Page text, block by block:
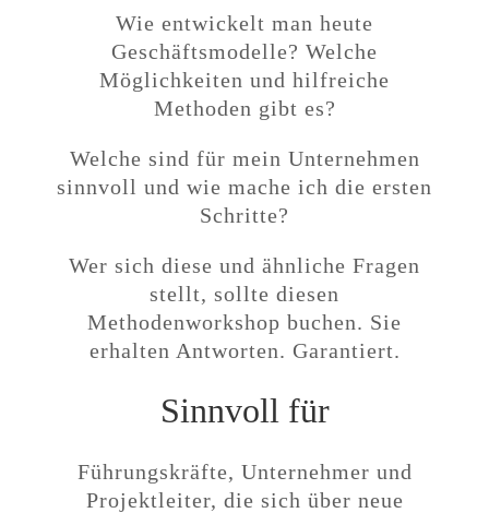
Geschäftsmodelle entwickeln und
entsprechende Methoden
kennenlernen
möchten.
Wie entwickelt man heute
Geschäftsmodelle? Welche
Möglichkeiten und hilfreiche
Methoden gibt es?
Welche sind für mein Unternehmen
sinnvoll und wie mache ich die ersten
Schritte?
Wer sich diese und ähnliche Fragen
stellt, sollte diesen
Methodenworkshop buchen. Sie
erhalten Antworten. Garantiert.
Sinnvoll für
Führungskräfte, Unternehmer und
Projektleiter, die sich über neue